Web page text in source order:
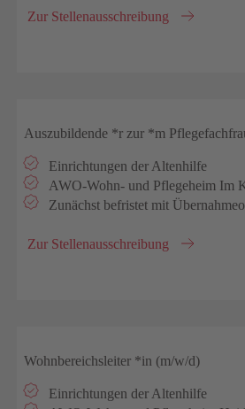
Zur Stellenausschreibung
Auszubildende *r zur *m
Einrichtungen der Altenhilfe
AWO-Wohn- und Pflegeheim Im
Zunächst befristet mit
Zur Stellenausschreibung
Wohnbereichsleiter *in (m/w/d)
Einrichtungen der Altenhilfe